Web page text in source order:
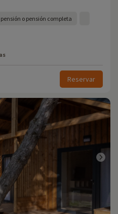
o pensión completa
Reservar